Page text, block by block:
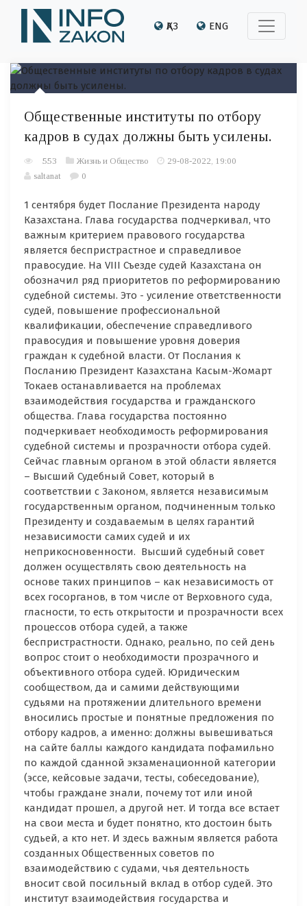
ҚАЗ ENG
Общественные институты по отбору
кадров в судах должны быть усилены.
553 Жизнь и Общество
29-08-2022, 19:00
saltanat
0
1 сентября будет Послание Президента народу
Казахстана. Глава государства подчеркивал, что
важным критерием правового государства
является беспристрастное и справедливое
правосудие. На VIII Съезде судей Казахстана он
обозначил ряд приоритетов по реформированию
судебной системы. Это - усиление ответственности
судей, повышение профессиональной
квалификации, обеспечение справедливого
правосудия и повышение уровня доверия
граждан к судебной власти. От Послания к
Посланию Президент Казахстана Касым-Жомарт
Токаев останавливается на проблемах
взаимодействия государства и гражданского
общества. Глава государства постоянно
подчеркивает необходимость реформирования
судебной системы и прозрачности отбора судей.
Сейчас главным органом в этой области является
– Высший Судебный Совет, который в
соответствии с Законом, является независимым
государственным органом, подчиненным только
Президенту и создаваемым в целях гарантий
независимости самих судей и их
неприкосновенности. Высший судебный совет
должен осуществлять свою деятельность на
основе таких принципов – как независимость от
всех госорганов, в том числе от Верховного суда,
гласности, то есть открытости и прозрачности всех
процессов отбора судей, а также
беспристрастности. Однако, реально, по сей день
вопрос стоит о необходимости прозрачного и
объективного отбора судей. Юридическим
сообществом, да и самими действующими
судьями на протяжении длительного времени
вносились простые и понятные предложения по
отбору кадров, а именно: должны вывешиваться
на сайте баллы каждого кандидата пофамильно
по каждой сданной экзаменационной категории
(эссе, кейсовые задачи, тесты, собеседование),
чтобы граждане знали, почему тот или иной
кандидат прошел, а другой нет. И тогда все встает
на свои места и будет понятно, кто достоин быть
судьей, а кто нет. И здесь важным является работа
созданных Общественных советов по
взаимодействию с судами, чья деятельность
вносит свой посильный вклад в отбор судей. Это
институт взаимодействия государства и